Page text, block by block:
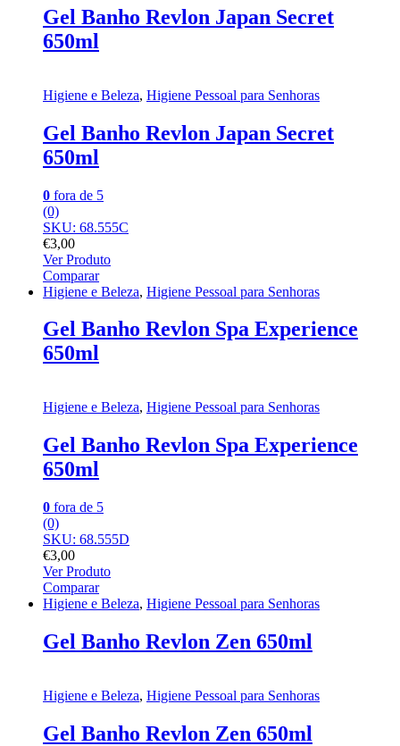
Gel Banho Revlon Japan Secret
650ml
Higiene e Beleza, Higiene Pessoal para Senhoras
Gel Banho Revlon Japan Secret
650ml
0 fora de 5
(0)
SKU: 68.555C
€3,00
Ver Produto
Comparar
Higiene e Beleza, Higiene Pessoal para Senhoras
Gel Banho Revlon Spa Experience
650ml
Higiene e Beleza, Higiene Pessoal para Senhoras
Gel Banho Revlon Spa Experience
650ml
0 fora de 5
(0)
SKU: 68.555D
€3,00
Ver Produto
Comparar
Higiene e Beleza, Higiene Pessoal para Senhoras
Gel Banho Revlon Zen 650ml
Higiene e Beleza, Higiene Pessoal para Senhoras
Gel Banho Revlon Zen 650ml